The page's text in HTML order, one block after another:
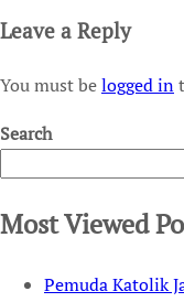
Leave a Reply
You must belogged in
Search
Most Viewed
Pemuda Katolik